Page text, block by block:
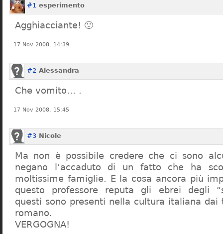
#1 esperimento
Agghiacciante! 🙁
17 Nov 2008, 14:39
#2 Alessandra
Che vomito… .
17 Nov 2008, 15:45
#3 Nicole
Ma non è possibile credere che ci sono
negano l’accaduto di un fatto che ha
moltissime famiglie. E la cosa ancora più
questo professore reputa gli ebrei degli
questi sono presenti nella cultura italiana dai
romano.
VERGOGNA!